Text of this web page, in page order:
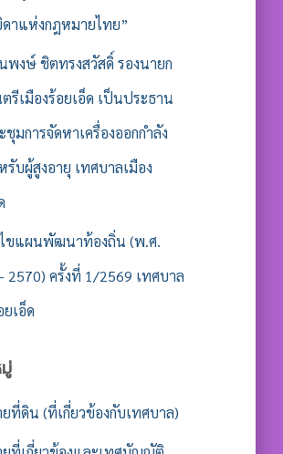
าแห่งกฎหมายไทย”
พงษ์ ชิตทรงสวัสดิ์ รองนายก
รีเมืองร้อยเอ็ด เป็นประธาน
ชุมการจัดหาเครื่องออกกำลัง
รับผู้สูงอายุ เทศบาลเมือง
ขแผนพัฒนาท้องถิ่น (พ.ศ.
2570) ครั้งที่ 1/2569 เทศบาล
ยเอ็ด
ที่ดิน (ที่เกี่ยวข้องกับเทศบาล)